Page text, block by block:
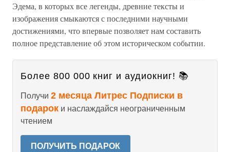
Эдема, в которых все легенды, древние тексты и
изображения смыкаются с последними научными
достижениями, что впервые позволяет нам составить
полное представление об этом историческом событии.
Более 800 000 книг и аудиокниг! 📚
Получи 2 месяца Литрес Подписки в
подарок и наслаждайся неограниченным
чтением
ПОЛУЧИТЬ ПОДАРОК